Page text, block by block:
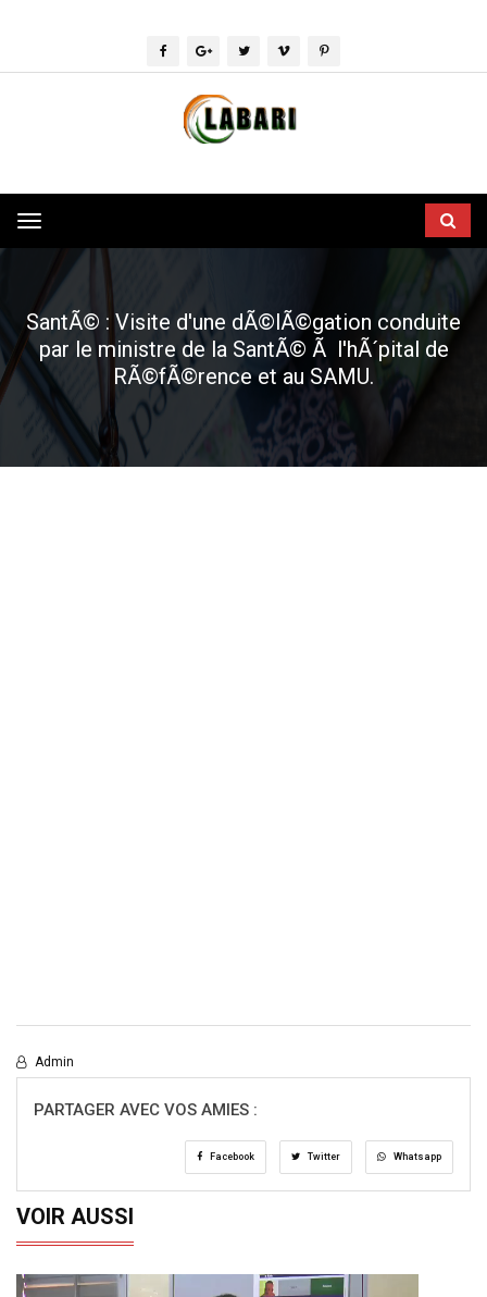
Toggle
navigation
SantÃ© : Visite d'une dÃ©lÃ©gation conduite
par le ministre de la SantÃ© Ã l'hÃ´pital de
RÃ©fÃ©rence et au SAMU.
Admin
PARTAGER AVEC VOS AMIES :
Facebook Twitter Whatsapp
VOIR AUSSI